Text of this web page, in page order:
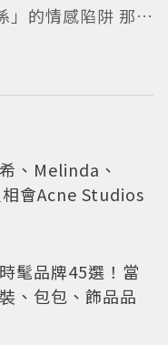
」的情感陷阱 那些
戒？
、Melinda、
會Acne Studios
髦品牌45選！當
、包包、飾品品